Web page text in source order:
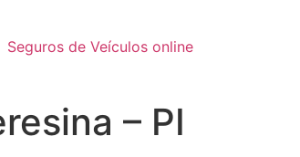
Seguros de Veículos online
– PI